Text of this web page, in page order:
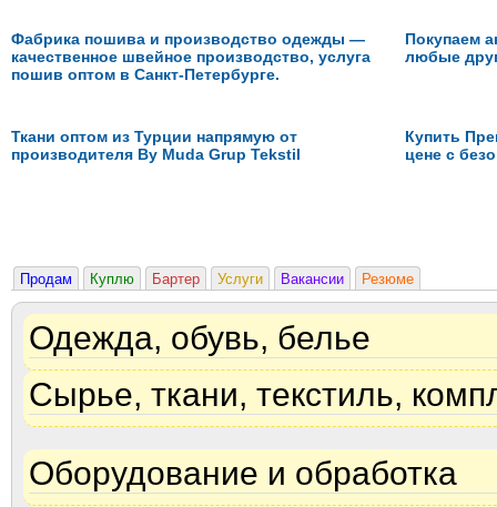
Фабрика пошива и производство одежды —
качественное швейное производство, услуга
пошив оптом в Санкт-Петербурге.
Покупаем
любые
Ткани оптом из Турции напрямую от
производителя By Muda Grup Tekstil
Купить
цене с
Продам Куплю Бартер Услуги Вакансии Резюме
Одежда, обувь, белье
Сырье, ткани, текстиль,
Оборудование и обработка